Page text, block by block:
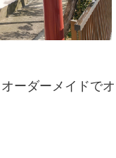
ーダーメイドで